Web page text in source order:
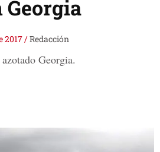
2017/Redacción
Georgia.